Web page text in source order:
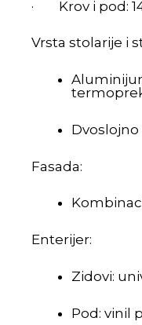
· Krov i pod:
Vrsta stolarije i
Dvoslojno
Fasada:
Enterijer:
Zidovi:
Pod: vinil